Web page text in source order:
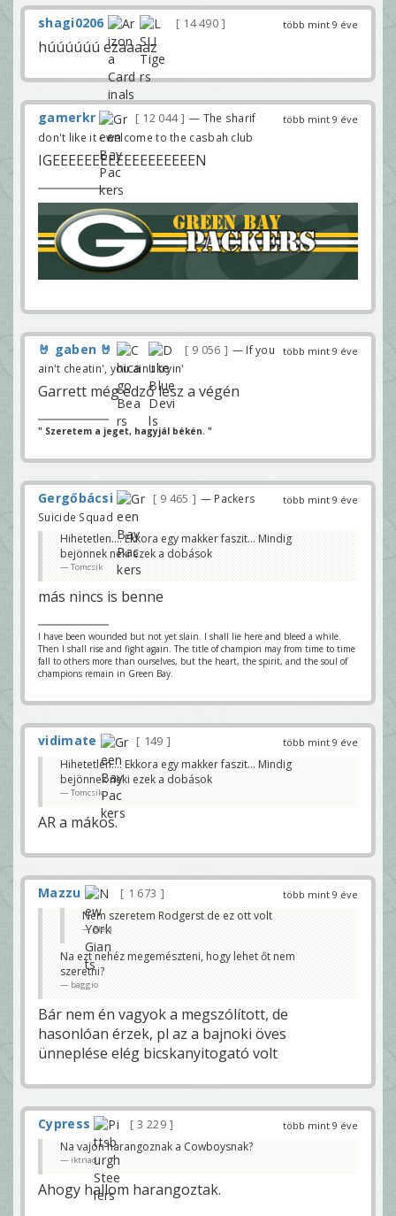
több mint 9 éve
shagi0206 14 490
húúúúúú ezaaaaz
több mint 9 éve
gamerkr 12 044
— The sharif
don't like it - welcome to the casbah club
IGEEEEEEEEEEEEEEEEEEN
több mint 9 éve
🤘 gaben 🤘 9 056
— If you
ain't cheatin', you ain't tryin'
Garrett még edző lesz a végén
" Szeretem a jeget, hagyjál békén. "
több mint 9 éve
Gergőbácsi 9 465
— Packers
Suicide Squad
Hihetetlen.... Ekkora egy makker faszit... Mindig
bejönnek neki ezek a dobások
Tomcsik
más nincs is benne
I have been wounded but not yet slain. I shall lie here and bleed a while.
Then I shall rise and fight again. The title of champion may from time to time
fall to others more than ourselves, but the heart, the spirit, and the soul of
champions remain in Green Bay.
több mint 9 éve
vidimate
149
Hihetetlen.... Ekkora egy makker faszit... Mindig
bejönnek neki ezek a dobások
Tomcsik
AR a mákos.
több mint 9 éve
Mazzu
1 673
Nem szeretem Rodgerst de ez ott volt
Blevi
Na ezt nehéz megemészteni, hogy lehet őt nem
szeretni?
baggio
Bár nem én vagyok a megszólított, de
hasonlóan érzek, pl az a bajnoki öves
ünneplése elég bicskanyitogató volt
több mint 9 éve
Cypress
3 229
Na vajon harangoznak a Cowboysnak?
iktriad
Ahogy hallom harangoztak.